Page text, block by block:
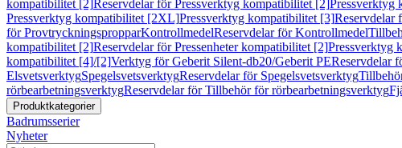
kompatibilitet [2]Reservdelar för Pressverktyg kompatibilitet [2]Pressverktyg
Pressverktyg kompatibilitet [2XL]Pressverktyg kompatibilitet [3]Reservdelar
för ProvtryckningspropparKontrollmedelReservdelar för Kontrollmedel
kompatibilitet [2]Reservdelar för Pressenheter kompatibilitet [2]Pressverktyg
kompatibilitet [4]/[2]Verktyg för Geberit Silent-db20/Geberit PEReservdelar
ElsvetsverktygSpegelsvetsverktygReservdelar för Spegelsvetsverktyg
rörbearbetningsverktygReservdelar för Tillbehör för rörbearbetningsverktyg
Produktkategorier
Badrumsserier
Nyheter